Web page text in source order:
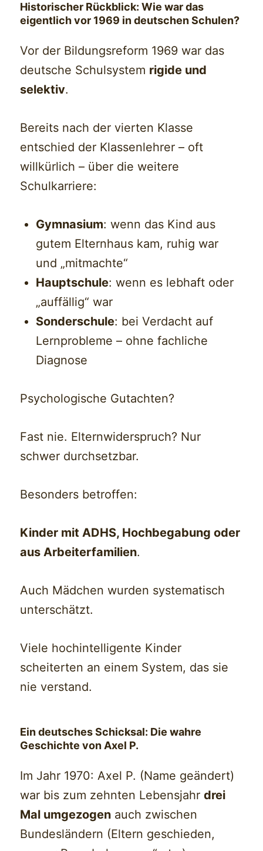
Historischer Rückblick: Wie war das
eigentlich vor 1969 in deutschen Schulen?
Vor der Bildungsreform 1969 war das
deutsche Schulsystem rigide und
selektiv.
Bereits nach der vierten Klasse
entschied der Klassenlehrer – oft
willkürlich – über die weitere
Schulkarriere:
Gymnasium: wenn das Kind aus
gutem Elternhaus kam, ruhig war
und „mitmachte“
Hauptschule: wenn es lebhaft oder
„auffällig“ war
Sonderschule: bei Verdacht auf
Lernprobleme – ohne fachliche
Diagnose
Psychologische Gutachten?
Fast nie. Elternwiderspruch? Nur
schwer durchsetzbar.
Besonders betroffen:
Kinder mit ADHS, Hochbegabung oder
aus Arbeiterfamilien.
Auch Mädchen wurden systematisch
unterschätzt.
Viele hochintelligente Kinder
scheiterten an einem System, das sie
nie verstand.
Ein deutsches Schicksal: Die wahre
Geschichte von Axel P.
Im Jahr 1970: Axel P. (Name geändert)
war bis zum zehnten Lebensjahrdrei
Mal umgezogen auch zwischen
Bundesländern (Eltern geschieden,